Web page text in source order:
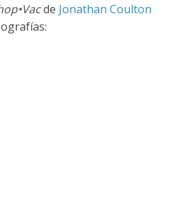
de Jonathan Coulton